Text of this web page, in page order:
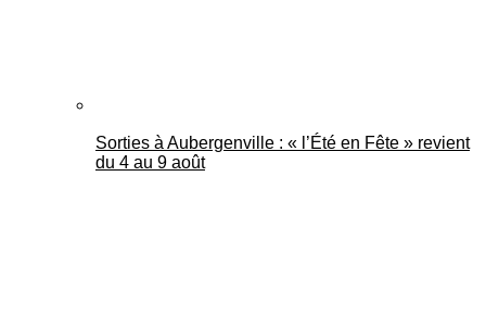
Sorties à Aubergenville : « l’Été en Fête » revient
du 4 au 9 août